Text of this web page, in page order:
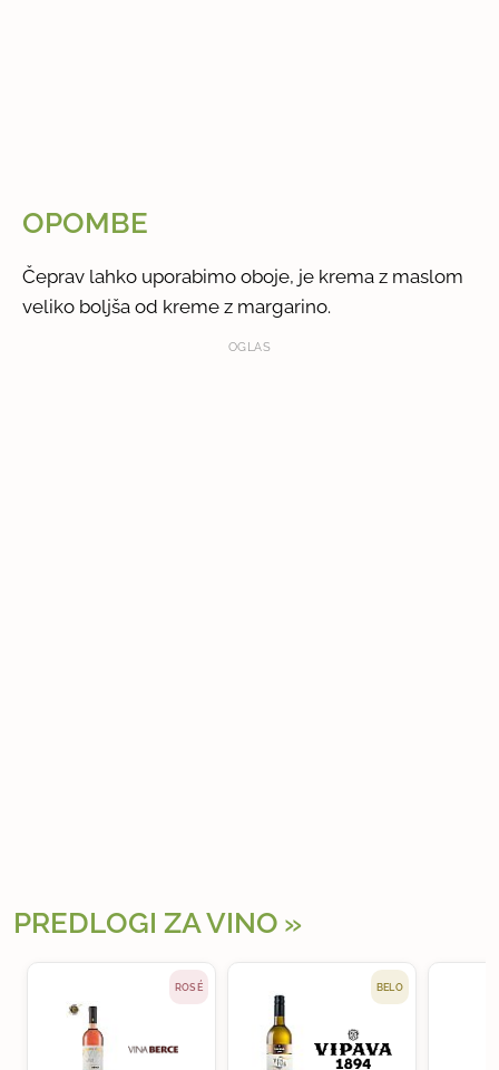
OPOMBE
Čeprav lahko uporabimo oboje, je krema z maslom
veliko boljša od kreme z margarino.
OGLAS
PREDLOGI ZA VINO
ROSÉ BELO